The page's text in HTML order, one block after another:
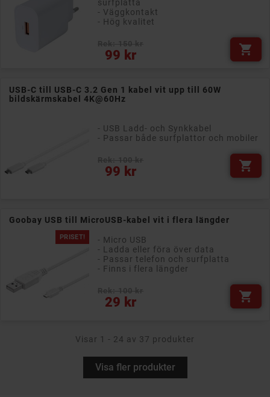
surfplatta
- Väggkontakt
- Hög kvalitet
99 kr
Pris 
USB-C till USB-C 3.2 Gen 1 kabel vit upp till 60W
bildskärmskabel 4K@60Hz
- USB Ladd- och Synkkabel
- Passar både surfplattor och mobiler
99 kr
Pris 
Goobay USB till MicroUSB-kabel vit i flera längder
PRISET!
- Micro USB
- Ladda eller föra över data
- Passar telefon och surfplatta
- Finns i flera längder
29 kr
Pris 
Visar 1 - 24 av 37 produkter
Visa fler produkter